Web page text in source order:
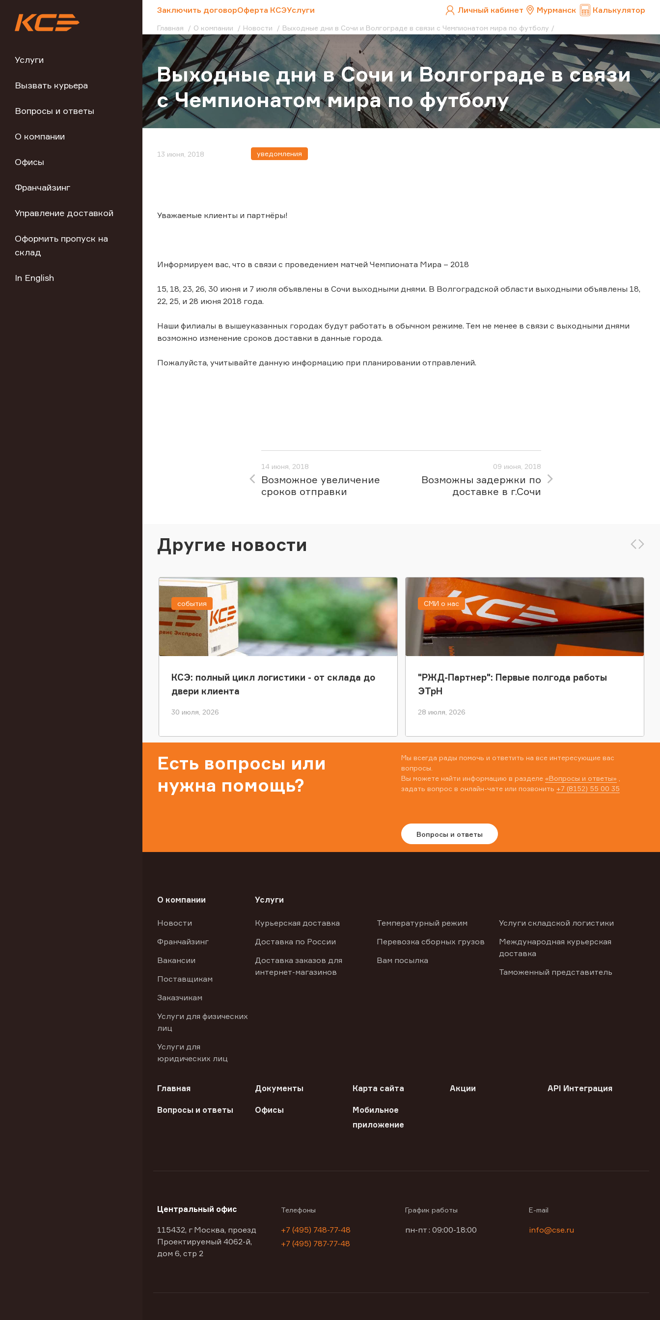
Услуги
Вызвать курьера
Вопросы и ответы
О компании
Офисы
Франчайзинг
Управление доставкой
Оформить пропуск на
склад
In English
Заключить договорОферта КСЭУслуги Личный кабинет Мурманск Калькулятор
Главная О компании Новости Выходные дни в Сочи и Волгограде в связи с Чемпионатом мира по футболу
Выходные дни в Сочи и Волгограде в связи
с Чемпионатом мира по футболу
13 июня, 2018 уведомления
Уважаемые клиенты и партнёры!
Информируем вас, что в связи с проведением матчей Чемпионата Мира – 2018
15, 18, 23, 26, 30 июня и 7 июля объявлены в Сочи выходными днями. В Волгоградской области выходными объявлены 18,
22, 25, и 28 июня 2018 года.
Наши филиалы в вышеуказанных городах будут работать в обычном режиме. Тем не менее в связи с выходными днями
возможно изменение сроков доставки в данные города.
Пожалуйста, учитывайте данную информацию при планировании отправлений.
14 июня, 2018
Возможное увеличение
сроков отправки
09 июня, 2018
Возможны задержки по
доставке в г.Сочи
Другие новости
КСЭ: полный цикл логистики - от склада до
двери клиента
30 июля, 2026
события
"РЖД-Партнер": Первые полгода работы
ЭТрН
28 июля, 2026
СМИ о нас
Есть вопросы или
нужна помощь?
Мы всегда рады помочь и ответить на все интересующие вас
вопросы.
Вы можете найти информацию в разделе «Вопросы и ответы»
задать вопрос в онлайн-чате или позвонить +7 (8152) 55 00 35
Вопросы и ответы
О компании
Новости
Франчайзинг
Вакансии
Поставщикам
Заказчикам
Услуги для физических
лиц
Услуги для
юридических лиц
Услуги
Курьерская доставка
Доставка по России
Доставка заказов для
интернет-магазинов
Температурный режим
Перевозка сборных грузов
Вам посылка
Услуги складской логистики
Международная курьерская
доставка
Таможенный представитель
Главная Документы Карта сайта Акции API Интеграция
Вопросы и ответы Офисы
Мобильное
приложение
Центральный офис
115432, г Москва, проезд
Проектируемый 4062-й,
дом 6, стр 2
Телефоны
+7 (495) 748-77-48
+7 (495) 787-77-48
График работы
пн-пт : 09:00-18:00
E-mail
info@cse.ru